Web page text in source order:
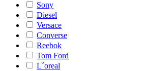
Sony
Diesel
Versace
Converse
Reebok
Tom Ford
L´oreal